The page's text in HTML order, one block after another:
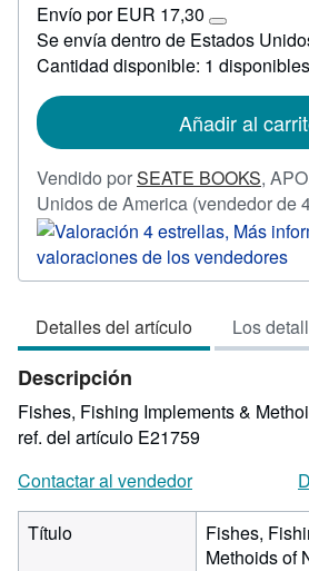
48,07
Envío por EUR 17,30
Más
información
sobre
tarifas
envío
Se envía dentro de Estados
Cantidad disponible: 1 disponibles
Añadir al
Vendido porSEATE BOOKS,
Unidos de America (vendedor de
Detalles del artículo Los
Descripción
Fishes, Fishing Implements &
ref. del artículo E21759
Contactar al vendedor
Título
Fishes,
Methoids of